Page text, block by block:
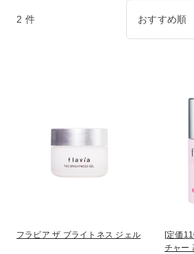
2 件
フラビア ザ ブライトネス ジェル
[定価
チャー